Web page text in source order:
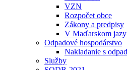
VZN
Rozpočet obce
Zákony a predpisy
V Maďarskom
Odpadové hospodárstvo
Nakladanie s
Služby